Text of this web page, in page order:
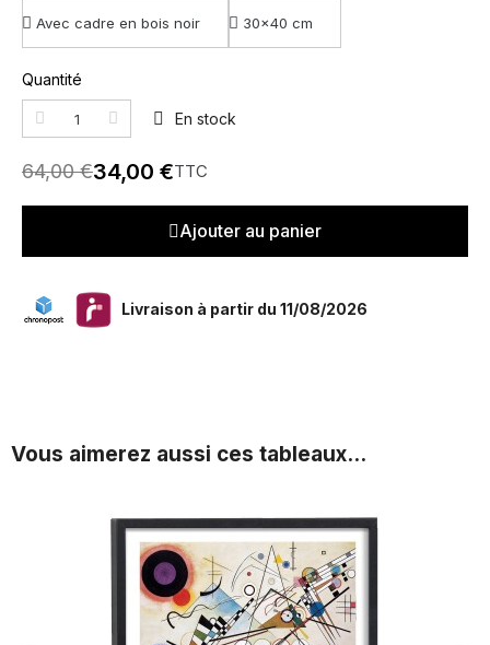
Quantité
En stock
64,00 €34,00 €TTC
Ajouter au panier
Livraison à partir du 11/08/2026
Vous aimerez aussi ces tableaux...